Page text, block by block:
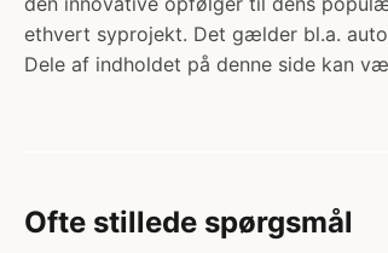
ethvert syprojekt. Det gælder bl.a.
Dele af indholdet på denne side kan
Ofte stillede spørgsmål